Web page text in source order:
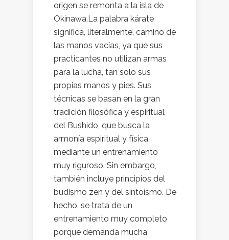
origen se remonta a la isla de
Okinawa.La palabra kárate
significa, literalmente, camino de
las manos vacías, ya que sus
practicantes no utilizan armas
para la lucha, tan solo sus
propias manos y pies. Sus
técnicas se basan en la gran
tradición filosófica y espiritual
del Bushido, que busca la
armonía espiritual y física,
mediante un entrenamiento
muy riguroso. Sin embargo,
también incluye principios del
budismo zen y del sintoísmo. De
hecho, se trata de un
entrenamiento muy completo
porque demanda mucha